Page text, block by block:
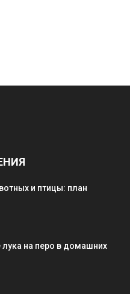
и птицы: план
на перо в домашних